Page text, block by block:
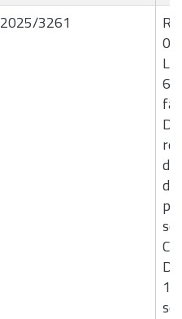
2025/3261
di